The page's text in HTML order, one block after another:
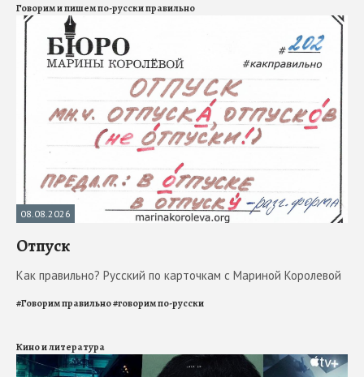
Говорим и пишем по-русски правильно
08.08.2026
Отпуск
Как правильно? Русский по карточкам с Мариной Королевой
#Говорим правильно#говорим по-русски
Кино и литература